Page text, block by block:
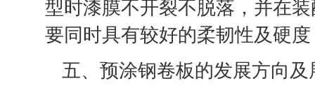
型时漆膜不开裂不脱落，并在
要同时具有较好的柔韧性及硬
五、预涂钢卷板的发展方向及